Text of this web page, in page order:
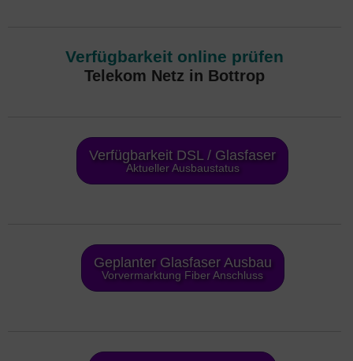
Verfügbarkeit online prüfen
Telekom Netz in Bottrop
Verfügbarkeit DSL / Glasfaser
Aktueller Ausbaustatus
Geplanter Glasfaser Ausbau
Vorvermarktung Fiber Anschluss